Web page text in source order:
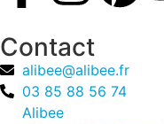
Contact
alibee@alibee.fr
03 85 88 56 74
Alibee